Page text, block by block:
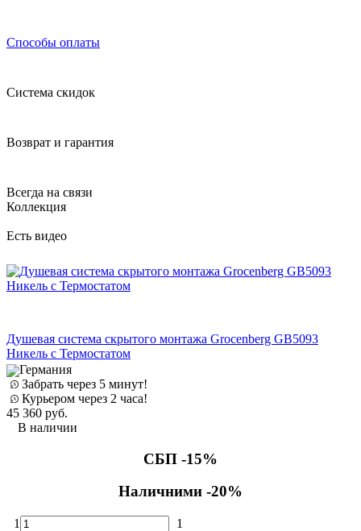
Способы оплаты
Система скидок
Возврат и гарантия
Всегда на связи
Коллекция
Есть видео
Душевая система скрытого монтажа Grocenberg GB5093
Никель с Термостатом
Германия
Забрать через 5 минут!
Курьером через 2 часа!
45 360 руб.
В наличии
СБП -15%
Наличними -20%
1 1